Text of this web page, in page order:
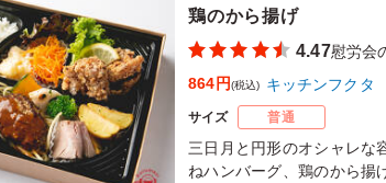
鶏のから揚げ
4.47慰労会
864円(税込) キッチンフクタ
サイズ 普通
三日月と円形のオシャレな
ねハンバーグ、鶏のから揚